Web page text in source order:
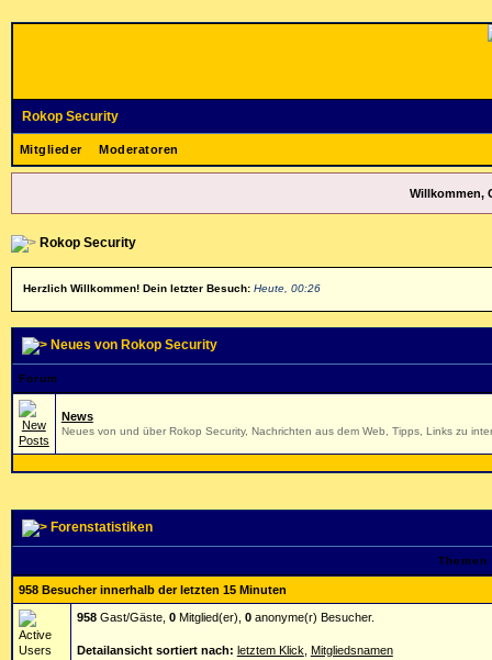
Rokop Security
Mitglieder Moderatoren
Willkommen,
Rokop Security
Herzlich Willkommen! Dein letzter Besuch: Heute, 00:26
Neues von Rokop Security
Forum
News
Neues von und über Rokop Security, Nachrichten aus dem Web, Tipps, Links zu
Forenstatistiken
Themen
958 Besucher innerhalb der letzten 15 Minuten
958Gast/Gäste, 0Mitglied(er), 0anonyme(r) Besucher.
Detailansicht sortiert nach: letztem Klick Mitgliedsnamen